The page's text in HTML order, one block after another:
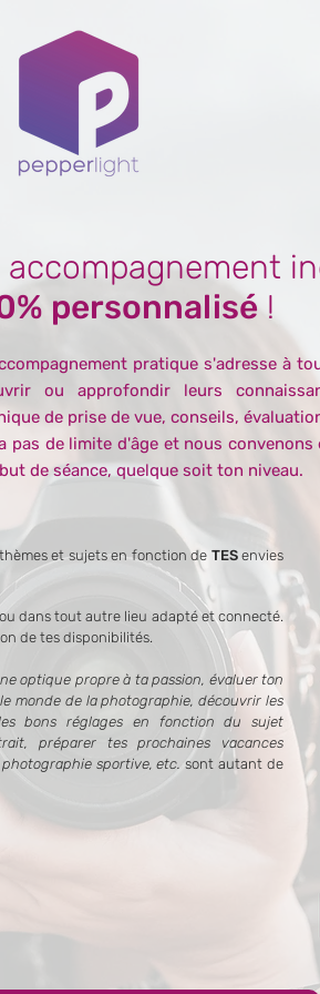
accompagnement
personnalisé !
pratique s'adresse à
ou approfondir leurs
de prise de vue, conseils,
pas de limite d'âge et nous
de séance, quelque soit ton niveau.
et sujets en fonction de TESenvies
dans tout autre lieu adapté et connecté.
de tes disponibilités.
optique propre à ta passion, évaluer ton
monde de la photographie, découvrir les
bons réglages en fonction du sujet
préparer tes prochaines vacances
sportive, etc.sont autant de